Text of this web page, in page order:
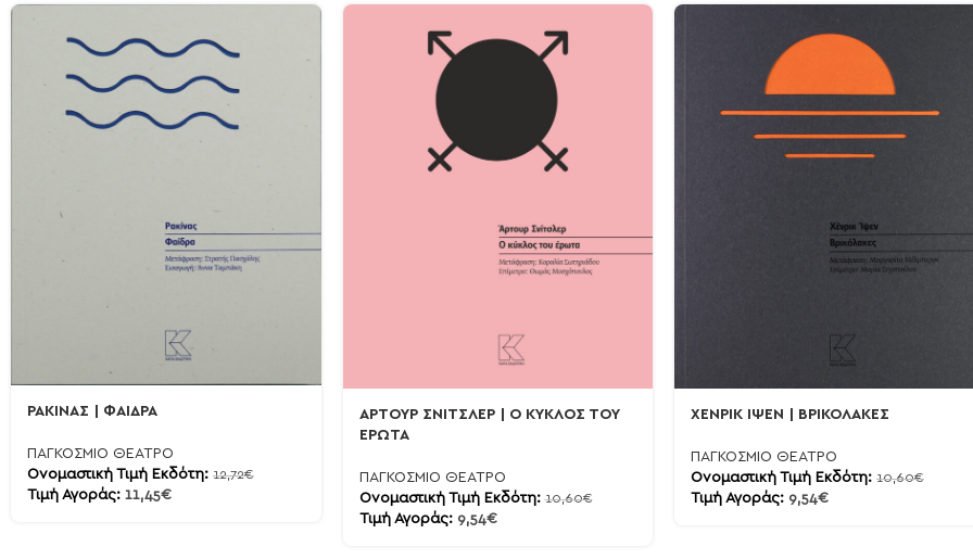
ΡΑΚΙΝΑΣ | ΦΑΙΔΡΑ
ΠΑΓΚΟΣΜΙΟ ΘΕΑΤΡΟ
Ονομαστική Τιμή Εκδότη: 12,72€
Τιμή Αγοράς: 11,45€
ΑΡΤΟΥΡ ΣΝΙΤΣΛΕΡ | Ο ΚΥΚΛΟΣ ΤΟΥ
ΕΡΩΤΑ
ΠΑΓΚΟΣΜΙΟ ΘΕΑΤΡΟ
Ονομαστική Τιμή Εκδότη:10,60€
Τιμή Αγοράς: 9,54€
ΧΕΝΡΙΚ ΙΨΕΝ | ΒΡΙΚΟΛΑΚΕΣ
ΠΑΓΚΟΣΜΙΟ ΘΕΑΤΡΟ
Ονομαστική Τιμή Εκδότη: 10,60€
Τιμή Αγοράς: 9,54€